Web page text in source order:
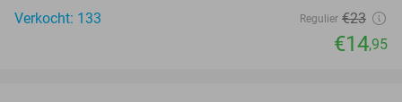
Verkocht: 133
Regulier €23
€14,95